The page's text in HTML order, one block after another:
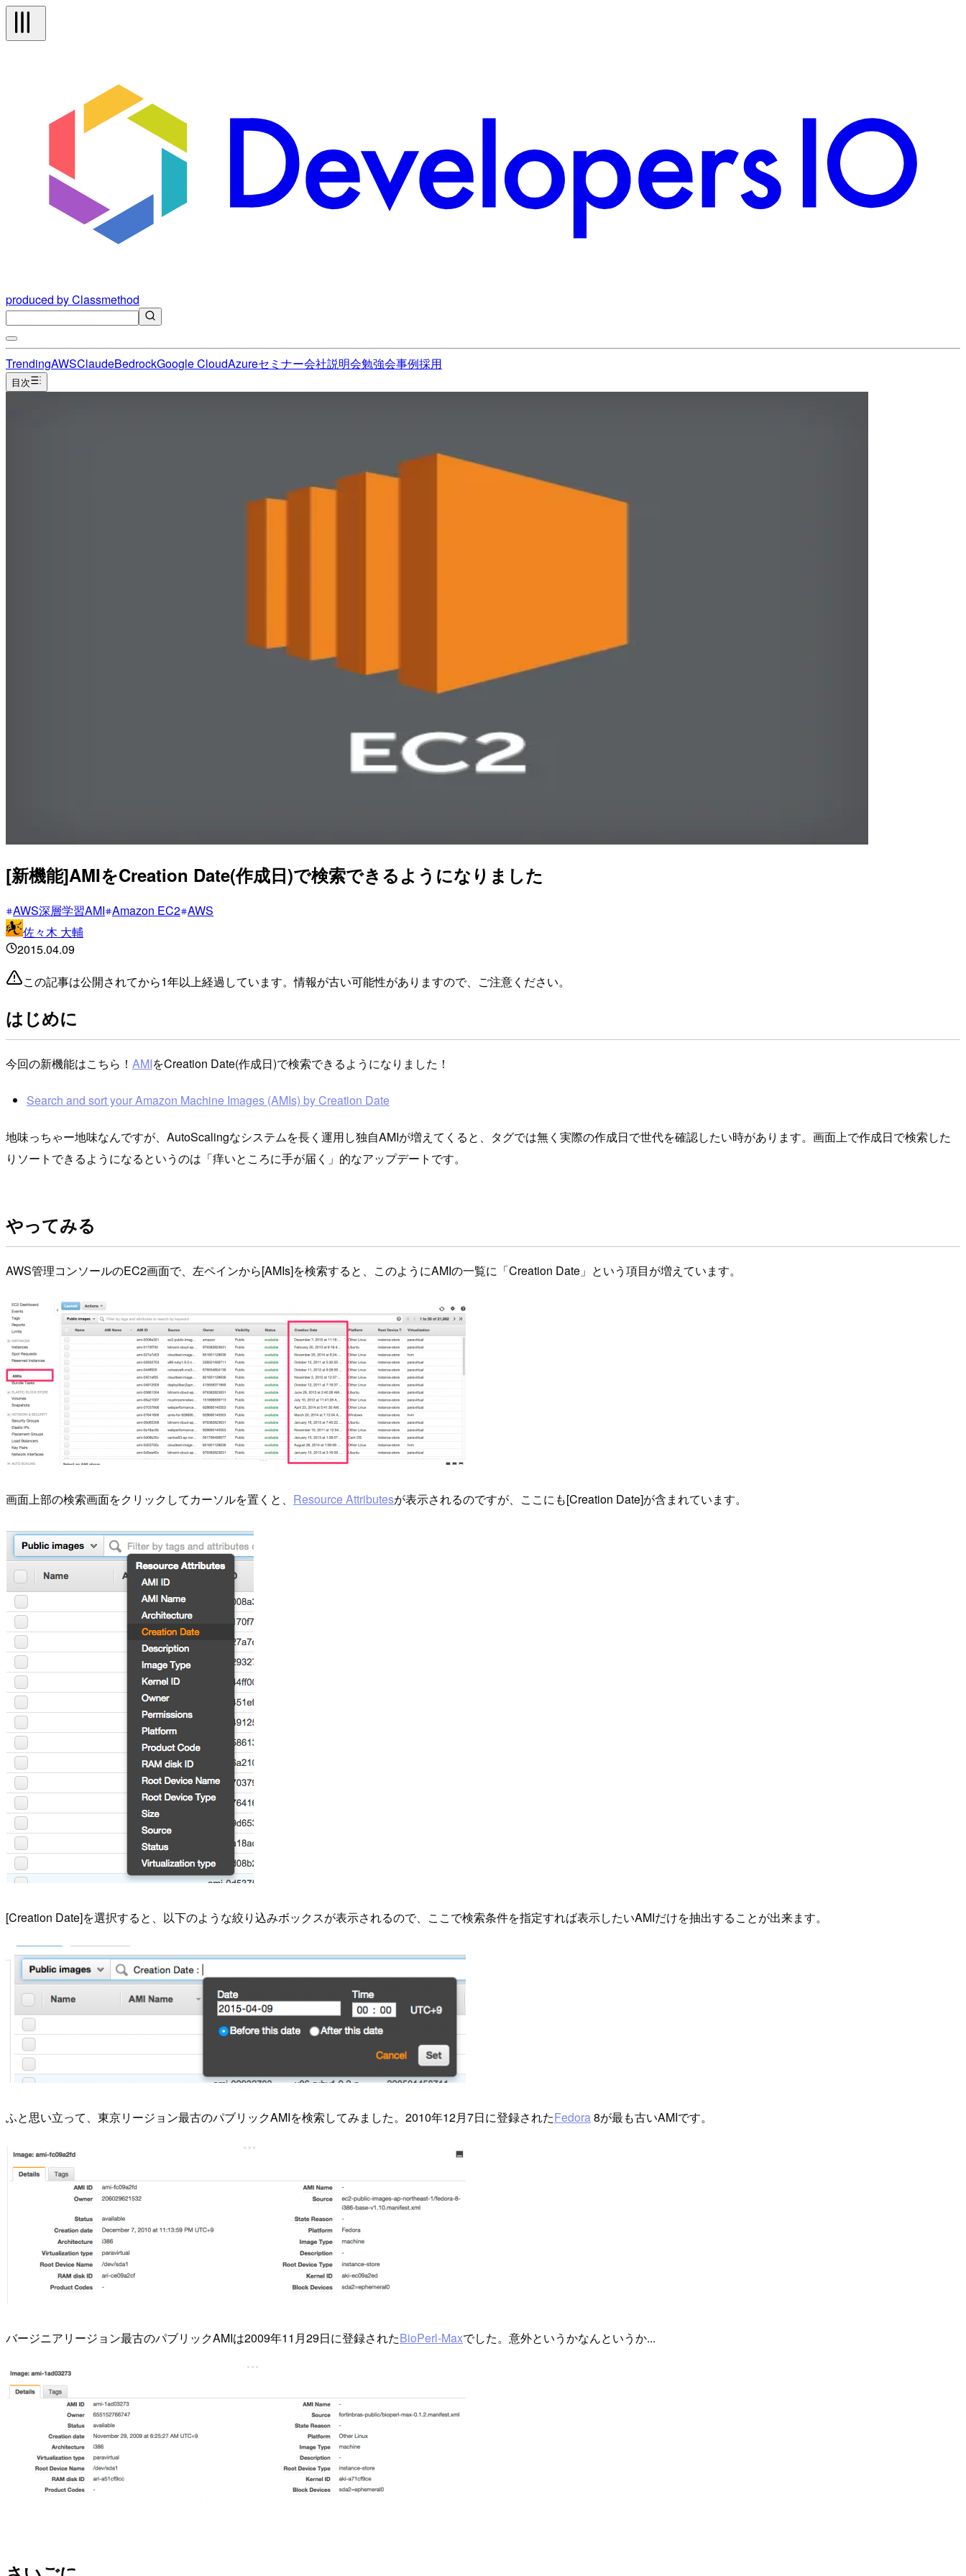
produced by Classmethod
TrendingAWSClaudeBedrockGoogle CloudAzureセミナー会社説明会勉強会事例採用
目次
[新機能]AMIをCreation Date(作成日)で検索できるようになりました
AWS深層学習AMI Amazon EC2 AWS
佐々木 大輔
2015.04.09
この記事は公開されてから1年以上経過しています。情報が古い可能性がありますので、ご注意ください。
はじめに
今回の新機能はこちら！ AMIをCreation Date(作成日)で検索できるようになりました！
Search and sort your Amazon Machine Images (AMIs) by Creation Date
地味っちゃー地味なんですが、AutoScalingなシステムを長く運用し独自AMIが増えてくると、タグでは無く実際の作成日で世代を確認したい時があります。画面上で作成日で検索した
りソートできるようになるというのは「痒いところに手が届く」的なアップデートです。
やってみる
AWS管理コンソールのEC2画面で、左ペインから[AMIs]を検索すると、このようにAMIの一覧に「Creation Date」という項目が増えています。
画面上部の検索画面をクリックしてカーソルを置くと、 Resource Attributesが表示されるのですが、ここにも[Creation Date]が含まれています。
[Creation Date]を選択すると、以下のような絞り込みボックスが表示されるので、ここで検索条件を指定すれば表示したいAMIだけを抽出することが出来ます。
ふと思い立って、東京リージョン最古のパブリックAMIを検索してみました。2010年12月7日に登録されたFedora8が最も古いAMIです。
バージニアリージョン最古のパブリックAMIは2009年11月29日に登録されたBioPerl-Maxでした。意外というかなんというか...